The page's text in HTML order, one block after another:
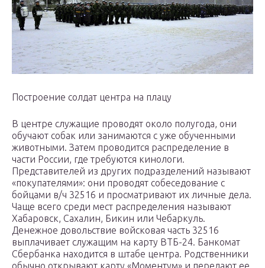
Построение солдат центра на плацу
В центре служащие проводят около полугода, они
обучают собак или занимаются с уже обученными
животными. Затем проводится распределение в
части России, где требуются кинологи.
Представителей из других подразделений называют
«покупателями»: они проводят собеседование с
бойцами в/ч 32516 и просматривают их личные дела.
Чаще всего среди мест распределения называют
Хабаровск, Сахалин, Бикин или Чебаркуль.
Денежное довольствие войсковая часть 32516
выплачивает служащим на карту ВТБ-24. Банкомат
Сбербанка находится в штабе центра. Родственники
обычно открывают карту «Моментум» и передают ее